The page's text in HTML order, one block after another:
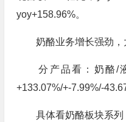
yoy+158.96%。
奶酪业务增长强劲，
分产品看：奶酪/液
+133.07%/+-7.99%/-
具体看奶酪板块系列